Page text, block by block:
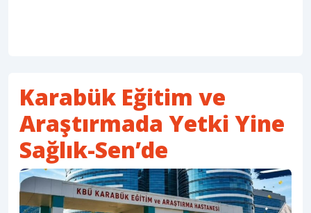
Karabük Eğitim ve
Araştırmada Yetki Yine
Sağlık-Sen’de